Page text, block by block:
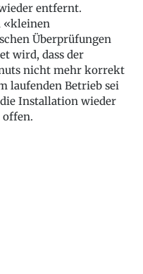
entfernt.
«kleinen
Überprüfungen
wird, dass der
nicht mehr korrekt
laufenden Betrieb sei
Installation wieder